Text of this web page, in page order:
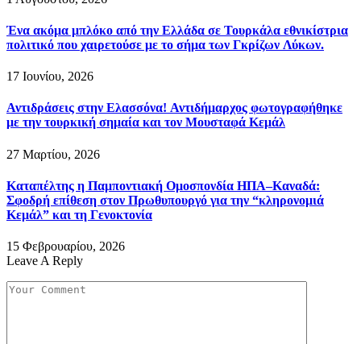
Ένα ακόμα μπλόκο από την Ελλάδα σε Τουρκάλα εθνικίστρια
πολιτικό που χαιρετούσε με το σήμα των Γκρίζων Λύκων.
17 Ιουνίου, 2026
Αντιδράσεις στην Ελασσόνα! Αντιδήμαρχος φωτογραφήθηκε
με την τουρκική σημαία και τον Μουσταφά Κεμάλ
27 Μαρτίου, 2026
Καταπέλτης η Παμποντιακή Ομοσπονδία ΗΠΑ–Καναδά:
Σφοδρή επίθεση στον Πρωθυπουργό για την “κληρονομιά
Κεμάλ” και τη Γενοκτονία
15 Φεβρουαρίου, 2026
Leave A Reply